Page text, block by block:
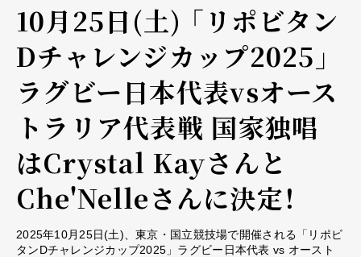
10月25日(土) 「リポビタン
Dチャレンジカップ2025」
ラグビー日本代表vsオース
トラリア代表戦 国家独唱
はCrystal Kayさんと
Che'Nelleさんに決定！
2025年10月25日(土)、東京・国立競技場で開催される「リポビ
タンDチャレンジカップ2025」ラグビー日本代表 vs オースト